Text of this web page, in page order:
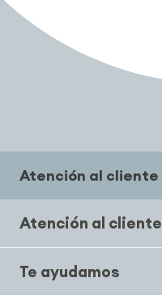
Atención al cliente
Atención al cliente
Te ayudamos